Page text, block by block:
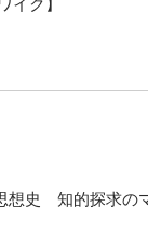
イク】
想史 知的探求